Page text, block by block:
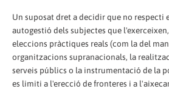
Un suposat dret a decidir que no respecti
autogestió dels subjectes que
eleccions pràctiques reals (com la del
organitzacions supranacionals, la
serveis públics o la instrumentació de la
es limiti a l'erecció de fronteres i a